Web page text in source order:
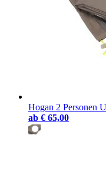
Hogan 2 Personen
ab € 65,00